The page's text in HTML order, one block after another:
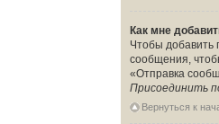
Как мне
Чтобы добавить
сообщения,
«Отправка
Присоединить
Вернуться к